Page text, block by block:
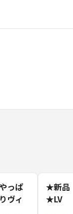
やっぱ
りヴィ
★新品
★LV